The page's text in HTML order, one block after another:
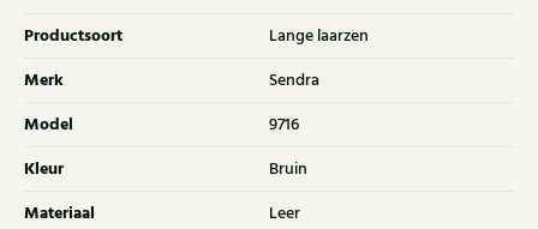
Productsoort Lange laarzen
Merk Sendra
Model 9716
Kleur Bruin
Materiaal Leer